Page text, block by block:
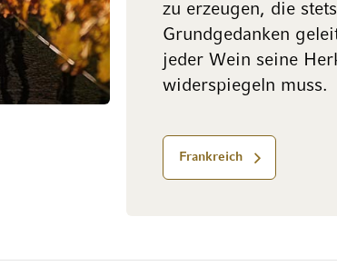
zu erzeugen, die
Grundgedanken
jeder Wein seine
widerspiegeln muss.
Frankreich